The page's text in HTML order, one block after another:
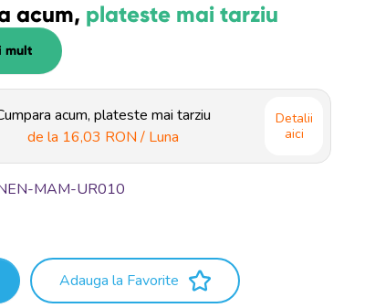
acum, plateste mai tarziu
mult
acum, plateste mai tarziu
de la 16,03 RON / Luna
Detalii
aici
MAM-UR010
Adauga la Favorite